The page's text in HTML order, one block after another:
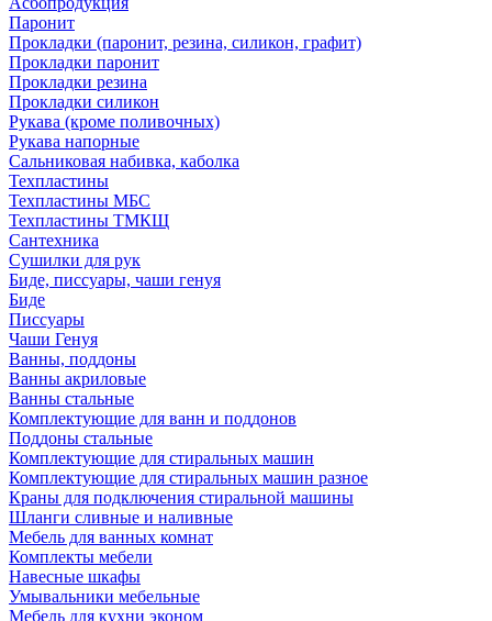
Паронит
Прокладки (паронит, резина, силикон, графит)
Прокладки паронит
Прокладки резина
Прокладки силикон
Рукава (кроме поливочных)
Рукава напорные
Сальниковая набивка, каболка
Техпластины
Техпластины МБС
Техпластины ТМКЩ
Сантехника
Сушилки для рук
Биде, писсуары, чаши генуя
Биде
Писсуары
Чаши Генуя
Ванны, поддоны
Ванны акриловые
Ванны стальные
Комплектующие для ванн и поддонов
Поддоны стальные
Комплектующие для стиральных машин
Комплектующие для стиральных машин разное
Краны для подключения стиральной машины
Шланги сливные и наливные
Мебель для ванных комнат
Комплекты мебели
Навесные шкафы
Умывальники мебельные
Мебель для кухни эконом